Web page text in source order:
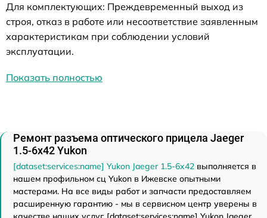
Для комплектующих: Преждевременный выход из
строя, отказ в работе или несоответствие заявленным
характеристикам при соблюдении условий
эксплуатации.
Показать полностью
Ремонт разъема оптического прицела Jaeger
1.5-6x42 Yukon
[dataset:services:name] Yukon Jaeger 1.5-6x42 выполняется в
нашем профильном сц Yukon в Ижевске опытными
мастерами. На все виды работ и запчасти предоставляем
расширенную гарантию - мы в сервисном центр уверены в